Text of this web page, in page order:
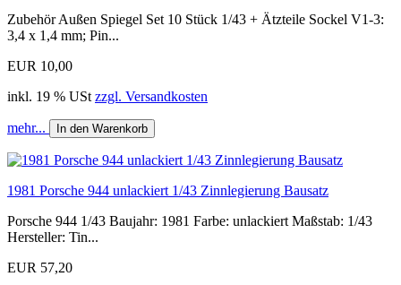
Zubehör Außen Spiegel Set 10 Stück 1/43 + Ätzteile Sockel V1-3:
3,4 x 1,4 mm; Pin...
EUR 10,00
inkl. 19 % USt zzgl. Versandkosten
mehr... In den Warenkorb
1981 Porsche 944 unlackiert 1/43 Zinnlegierung Bausatz
Porsche 944 1/43 Baujahr: 1981 Farbe: unlackiert Maßstab: 1/43
Hersteller: Tin...
EUR 57,20